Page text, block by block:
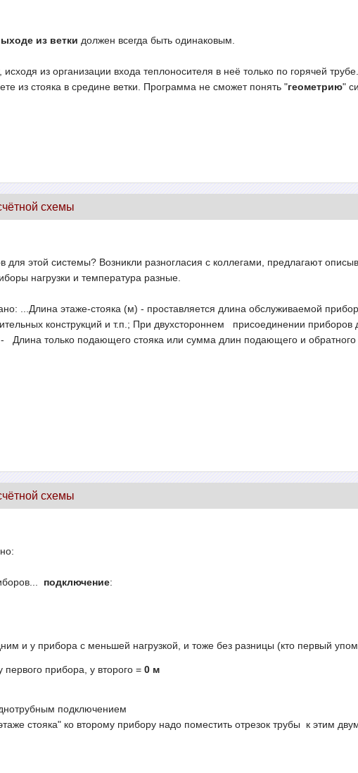
из ветки должен всегда быть одинаковым.
из организации входа теплоносителя в неё только по горячей трубе.
из стояка в средине ветки. Программа не сможет понять "геометрию"
схемы
для этой системы? Возникли разногласия с коллегами, предлагают
нагрузки и температура разные.
...Длина этаже-стояка (м) - проставляется длина обслуживаемой
конструкций и т.п.; При двухстороннем присоединении приборов
Длина только подающего стояка или сумма длин подающего и обратного
схемы
подключение:
и у прибора с меньшей нагрузкой, и тоже без разницы (кто первый
первого прибора, у второго =0 м
подключением
стояка" ко второму прибору надо поместить отрезок трубы к этим